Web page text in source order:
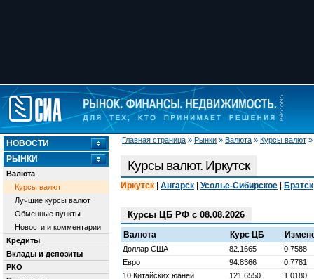
Главная страница » Рынки » Валюта » Курсы валют »
НОВОСТИ
РЫНКИ
Валюта
Курсы валют
Лучшие курсы валют
Обменные пункты
Новости и комментарии
Кредиты
Вклады и депозиты
РКО
Курсы валют. Иркутск
Иркутск Ангарск Усолье-Сибирское Братск
Курсы ЦБ РФ с 08.08.2026
Валюта Курс ЦБ
Доллар США 82.1665
0.7588
Евро
94.8366
0.7781
10 Китайских юаней
121.6550 1.0180